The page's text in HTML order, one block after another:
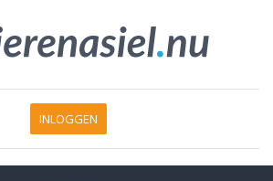
INLOGGEN